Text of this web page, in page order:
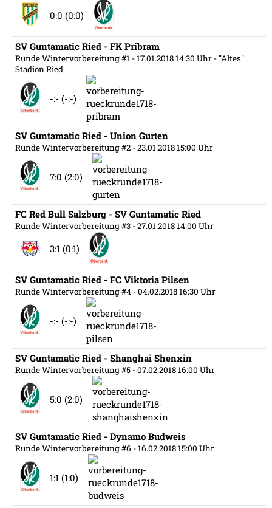
0:0 (0:0)
SV Guntamatic Ried - FK Pribram
Runde Wintervorbereitung #1 - 17.01.2018 14:30 Uhr - "Altes"
Stadion Ried
-:- (-:-)
SV Guntamatic Ried - Union Gurten
Runde Wintervorbereitung #2 - 23.01.2018 15:00 Uhr
7:0 (2:0)
FC Red Bull Salzburg - SV Guntamatic Ried
Runde Wintervorbereitung #3 - 27.01.2018 14:00 Uhr
3:1 (0:1)
SV Guntamatic Ried - FC Viktoria Pilsen
Runde Wintervorbereitung #4 - 04.02.2018 16:30 Uhr
-:- (-:-)
SV Guntamatic Ried - Shanghai Shenxin
Runde Wintervorbereitung #5 - 07.02.2018 16:00 Uhr
5:0 (2:0)
SV Guntamatic Ried - Dynamo Budweis
Runde Wintervorbereitung #6 - 16.02.2018 15:00 Uhr
1:1 (1:0)